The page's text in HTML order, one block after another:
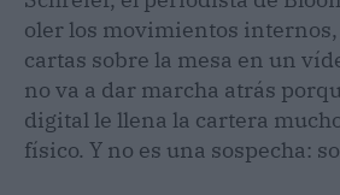
oler los movimientos internos,
cartas sobre la mesa en un
no va a dar marcha atrás
digital le llena la cartera
físico. Y no es una sospecha: